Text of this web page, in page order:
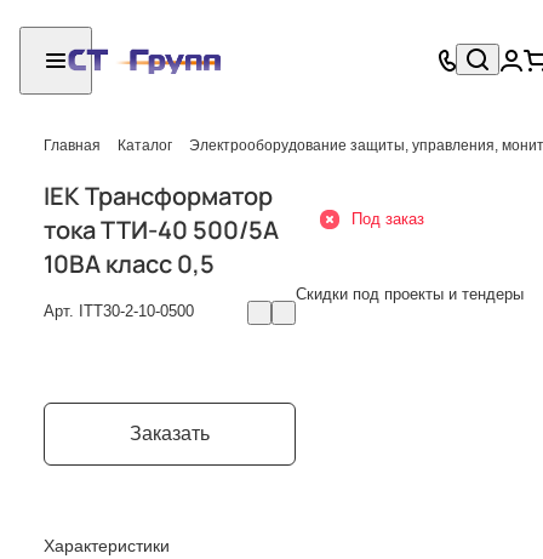
Главная Каталог Электрооборудование защиты, управления,
IEK Трансформатор
тока ТТИ-40 500/5А
10ВА класс 0,5
Арт. ITT30-2-10-0500
Заказать
Характеристики
Под заказ
Скидки под проекты и тендеры